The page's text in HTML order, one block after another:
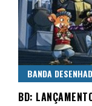
BANDA
BD: